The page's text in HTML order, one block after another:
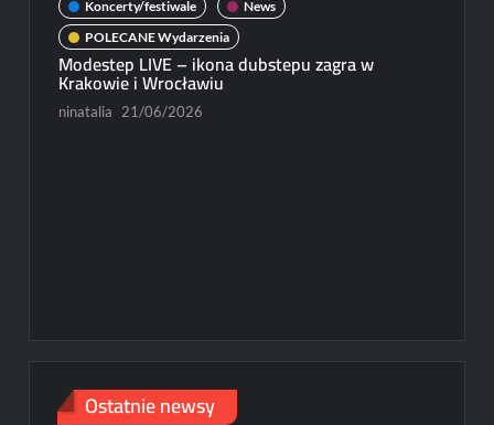
w News POLECANE Wydarzenia
Michał Dubicki piąty w World Trophy 2026
Ostatnie newsy